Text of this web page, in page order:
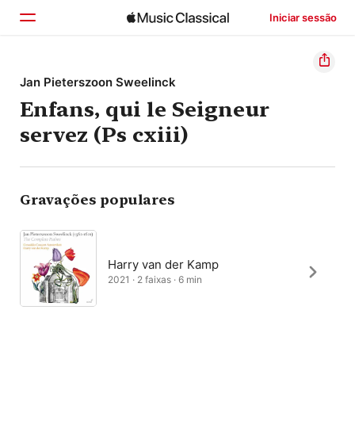
Iniciar sessão
Início
Explorar
Buscar
Jan Pieterszoon Sweelinck
Enfans, qui le Seigneur
servez (Ps cxiii)
Gravações populares
Harry van der Kamp
2021 · 2 faixas · 6 min